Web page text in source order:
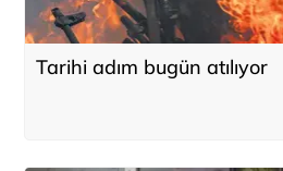
Tarihi adım bugün atılıyor